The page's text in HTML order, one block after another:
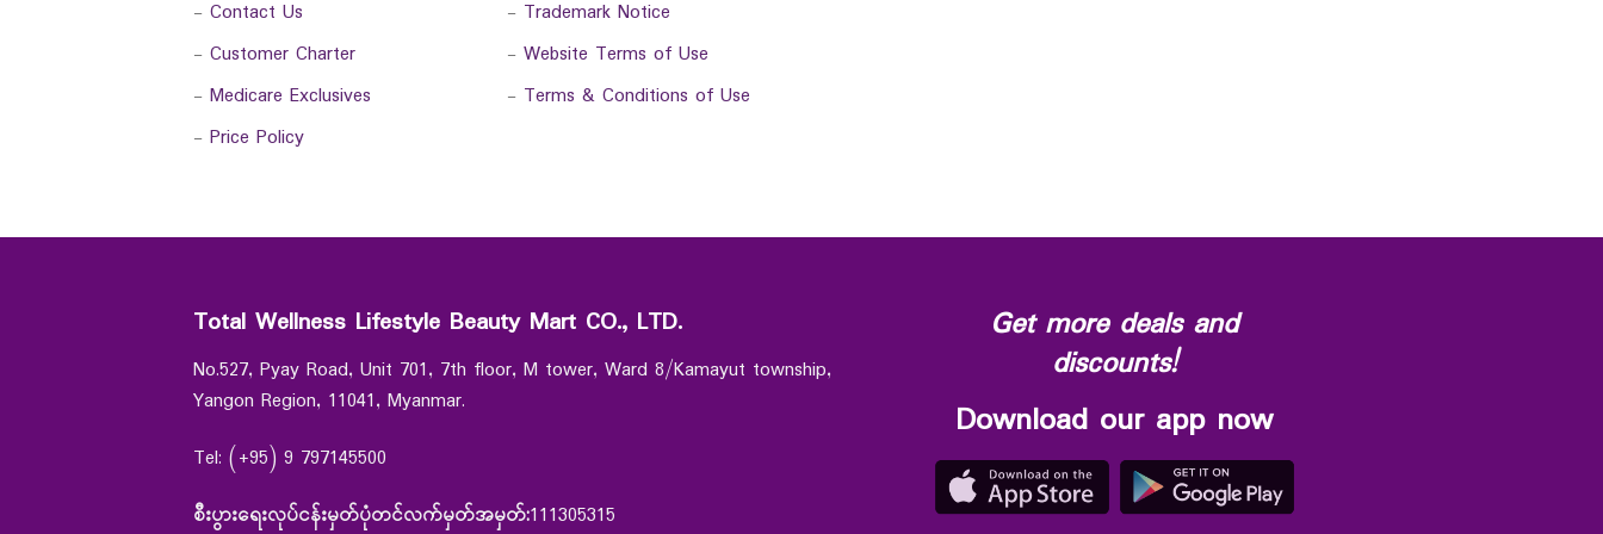
- Contact Us
- Customer Charter
- Medicare Exclusives
- Price Policy
- Trademark Notice
- Website Terms of Use
- Terms & Conditions of Use
Total Wellness Lifestyle Beauty Mart CO., LTD.
No.527, Pyay Road, Unit 701, 7th floor, M tower, Ward 8/Kamayut township,
Yangon Region, 11041, Myanmar.
Tel: (+95) 9 797145500
စီးပွားရေးလုပ်ငန်းမှတ်ပုံတင်လက်မှတ်အမှတ်:111305315
Get more deals and
discounts!
Download our app now